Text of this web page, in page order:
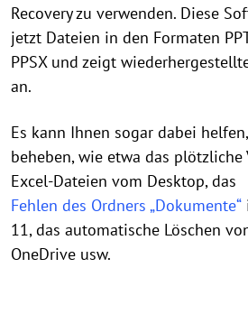
Recovery zu verwenden. Diese
jetzt Dateien in den Formaten
PPSX und zeigt
an.
Es kann Ihnen sogar dabei
beheben, wie etwa das plötzliche
Excel-Dateien vom Desktop, das
Fehlen des Ordners „Dokumente“
11, das automatische Löschen
OneDrive usw.